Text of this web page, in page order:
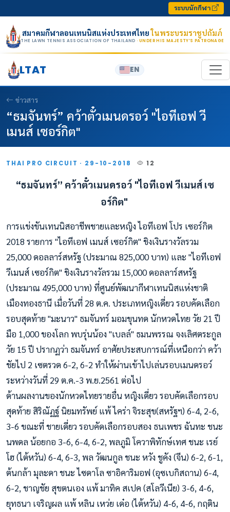
ระบบนักกีฬา
สมาคมกีฬาลอนเทนนิสแห่งประเทศไทยในพระบรมราชูปถัมภ์
THE LAWN TENNIS ASSOCIATION OF THAILAND · UNDER HIS MAJESTY’S PATRONAGE
LTAT EN
ข่าวสาร
“ธมจันทร์” คว้าตั๋วเมนดรอว์ "ไอทีเอฟ วี
เมนส์ เซอร์กิต"
THAI PRO CIRCUIT · 29-10-2018 12
“ธมจันทร์” คว้าตั๋วเมนดรอว์ "ไอทีเอฟ วีเมนส์ เซ
อร์กิต"
การแข่งขันเทนนิสอาชีพชายและหญิง ไอทีเอฟ โปร เซอร์กิต
2018 รายการ "ไอทีเอฟ เมนส์ เซอร์กิต" ชิงเงินรางวัลรวม
25,000 ดอลลาร์สหรัฐ (ประมาณ 825,000 บาท) และ "ไอทีเอฟ
วีเมนส์ เซอร์กิต" ชิงเงินรางวัลรวม 15,000 ดอลลาร์สหรัฐ
(ประมาณ 495,000 บาท) ที่ศูนย์พัฒนากีฬาเทนนิสแห่งชาติ
เมืองทองธานี เมื่อวันที่ 28 ต.ค. ประเภทหญิงเดี่ยว รอบคัดเลือก
รอบสุดท้าย "มะนาว" ธมจันทร์ มอมขุนทด นักหวดไทย วัย 21 ปี
มือ 1,000 ของโลก พบรุ่นน้อง "เบลล์" ธมนพรรณ จงเลิศตระกูล
วัย 15 ปี ปรากฏว่า ธมจันทร์ อาศัยประสบการณ์ที่เหนือกว่า คว้า
ชัยไป 2 เซตรวด 6-2, 6-2 ทำให้ผ่านเข้าไปเล่นรอบเมนดรอว์
ระหว่างวันที่ 29 ต.ค.-3 พ.ย.2561 ต่อไป
ด้านผลงานของนักหวดไทยรายอื่น หญิงเดี่ยว รอบคัดเลือกรอบ
สุดท้าย สิริณัฏฐ์ นิยมทรัพย์ แพ้ ไคร่า จิระสุข(สหรัฐฯ) 6-4, 2-6,
3-6 ขณะที่ ชายเดี่ยว รอบคัดเลือกรอบสอง ธนเพชร ฉันทะ ชนะ
นพดล น้อยกอ 3-6, 6-4, 6-2, พลภูมิ โควาพิทักษ์เทศ ชนะ เรย์
โฮ (ไต้หวัน) 6-4, 6-3, พล วัฒนกูล ชนะ หวัง ชูคัง (จีน) 6-2, 6-1,
ต้นกล้า มุละดา ชนะ ไซดาโล ซาอิคาริมอฟ (อุซเบกิสถาน) 6-4,
6-2, ชาญชัย สุขตนเอง แพ้ มาทิค สเปค (สโลวีเนีย) 3-6, 4-6,
ยุทธนา เจริญผล แพ้ หลิน เหว่ย เด๋อ (ไต้หวัน) 4-6, 4-6, กฤติน